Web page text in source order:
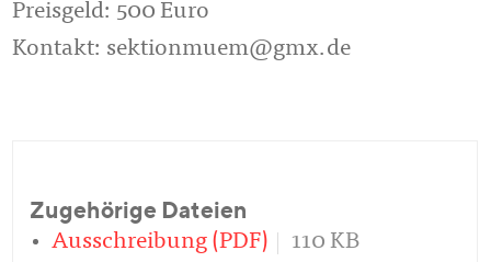
Preisgeld: 500 Euro
Kontakt: sektionmuem@gmx.de
Zugehörige Dateien
Ausschreibung (PDF)
110 KB